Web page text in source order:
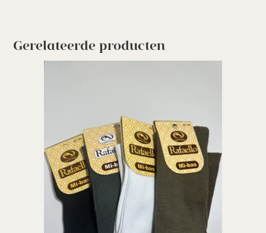
Gerelateerde producten